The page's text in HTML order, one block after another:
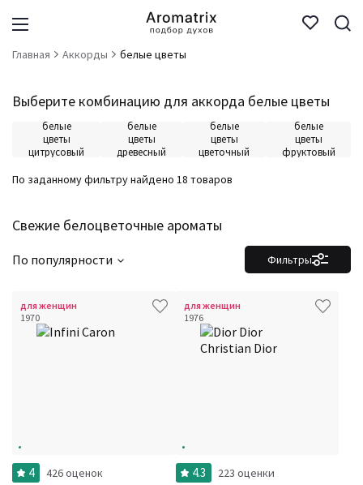
Главная Аккорды белые цветы
Выберите комбинацию для аккорда белые цветы
белые
цветы
цитрусовый
белые
цветы
древесный
белые
цветы
цветочный
белые
цветы
фруктовый
Свежие белоцветочные ароматы
По заданному фильтру найдено 18 товаров
Фильтры
По популярности
для женщин
1970
4 426 оценок
для женщин
1976
4.3 223 оценки